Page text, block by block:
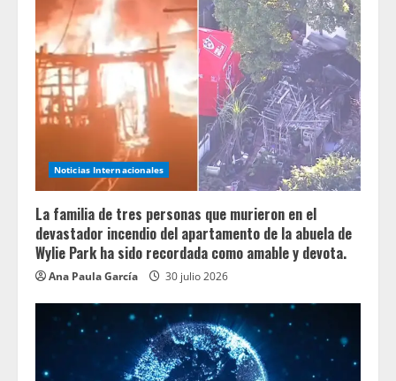
Noticias Internacionales
La familia de tres personas que murieron en el
devastador incendio del apartamento de la abuela de
Wylie Park ha sido recordada como amable y devota.
Ana Paula García 30 julio 2026